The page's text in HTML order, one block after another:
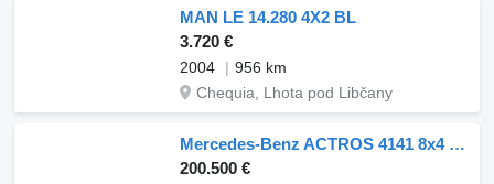
MAN LE 14.280 4X2 BL
3.720 €
2004
956 km
Chequia, Lhota pod Libčany
Mercedes-Benz ACTROS 4141 8x4 V6 EURO 5 CRANE PALFINGER PK800TK TB-KB MP2 MP3
200.500 €